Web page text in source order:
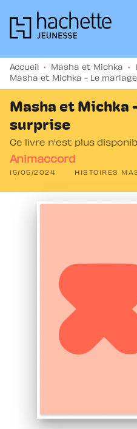
MENU RECHERCHE
Accueil • Masha et Michka •
Masha et Michka - Le
Masha et Michka
surprise
Ce livre n'est plus
Animaccord
15/05/2024 HISTOIRES